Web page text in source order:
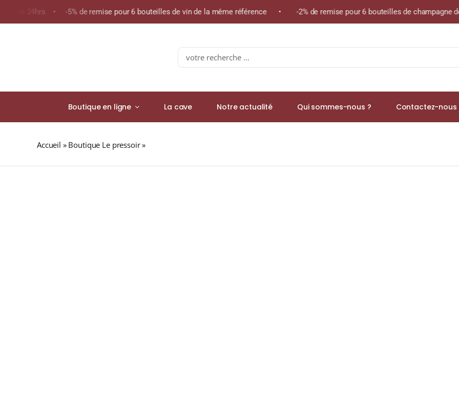
de 24hrs • -5% de remise pour 6 bouteilles de vin de la même référence • -2% de remise pour 6 bouteilles de champagne de
Search
for:
Boutique en ligne La cave Notre actualité Qui sommes-nous ? Contactez-nous
Accueil » Boutique Le pressoir»